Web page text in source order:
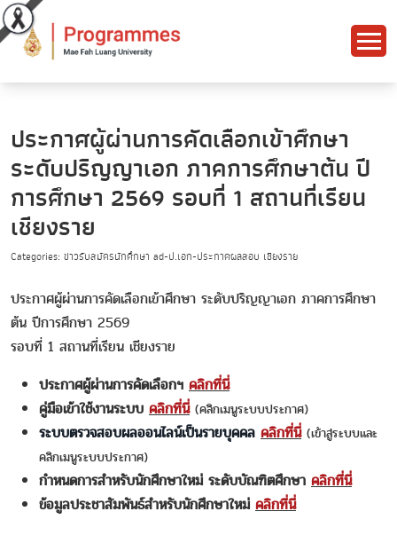
ประกาศผู้ผ่านการคัดเลือกเข้าศึกษา
ระดับปริญญาเอก ภาคการศึกษาต้น ปี
การศึกษา 2569 รอบที่ 1 สถานที่เรียน
เชียงราย
Categories: ข่าวรับสมัครนักศึกษา ad-ป.เอก-ประกาศผลสอบ เชียงราย
ประกาศผู้ผ่านการคัดเลือกเข้าศึกษา ระดับปริญญาเอก ภาคการศึกษา
ต้น ปีการศึกษา 2569
รอบที่ 1 สถานที่เรียน เชียงราย
ประกาศผู้ผ่านการคัดเลือกฯ คลิกที่นี่
คู่มือเข้าใช้งานระบบ คลิกที่นี่ (คลิกเมนูระบบประกาศ)
ระบบตรวจสอบผลออนไลน์เป็นรายบุคคล คลิกที่นี่ (เข้าสู่ระบบและ
คลิกเมนูระบบประกาศ)
กำหนดการสำหรับนักศึกษาใหม่ ระดับบัณฑิตศึกษา คลิกที่นี่
ข้อมูลประชาสัมพันธ์สำหรับนักศึกษาใหม่ คลิกที่นี่